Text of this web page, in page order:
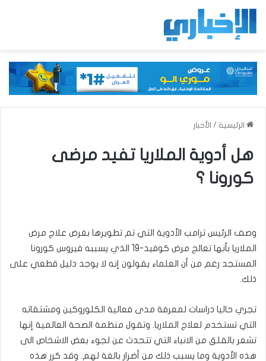
الرئيسية / الأخبار
هل أدوية الملاريا تفيد مرضى
كورونا ؟
وصف الرئيس ترامب الأدوية التي تم تطويرها بغرض علاج مرض
الملاريا بأنها تعالج مرض كوفيد-19 الذي يسببه فيروس كورونا
المستجد رغم من أن العلماء يقولون إنه لا يوجد دليل قطعي على
ذلك.
تجري حاليا دراسات لمعرفة مدى فعالية الكلوروكين ومشتقاته
التي تستخدم لعلاج الملاريا. وتقول منظمة الصحة العالمية إنها
تشعر بالقلق من الانباء التي تتحدث عن لجوء بعض الاشخاص الى
هذه الأدوية وما يسبب ذلك من أضرار بالغة لهم. وقد كرر هذه